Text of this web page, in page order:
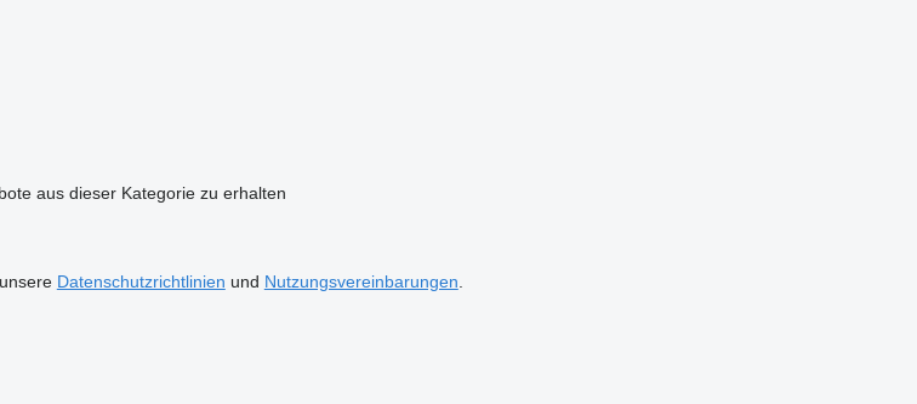
aus dieser Kategorie zu erhalten
Datenschutzrichtlinien und Nutzungsvereinbarungen